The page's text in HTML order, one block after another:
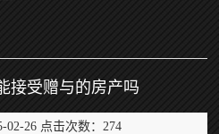
接受赠与的房产吗
02-26 点击次数：274